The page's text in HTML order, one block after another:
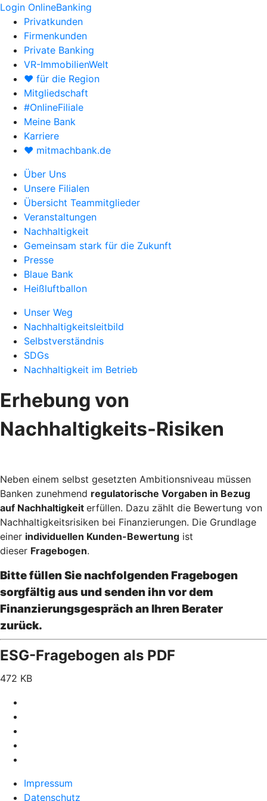
Login OnlineBanking
Privatkunden
Firmenkunden
Private Banking
VR-ImmobilienWelt
♥ für die Region
Mitgliedschaft
#OnlineFiliale
Meine Bank
Karriere
♥ mitmachbank.de
Über Uns
Unsere Filialen
Übersicht Teammitglieder
Veranstaltungen
Nachhaltigkeit
Gemeinsam stark für die Zukunft
Presse
Blaue Bank
Heißluftballon
Unser Weg
Nachhaltigkeitsleitbild
Selbstverständnis
SDGs
Nachhaltigkeit im Betrieb
Erhebung von
Nachhaltigkeits-Risiken
Neben einem selbst gesetzten Ambitionsniveau müssen
Banken zunehmend regulatorische Vorgaben in Bezug
auf Nachhaltigkeit erfüllen. Dazu zählt die Bewertung von
Nachhaltigkeitsrisiken bei Finanzierungen. Die Grundlage
einer individuellen Kunden-Bewertung ist
dieser Fragebogen.
Bitte füllen Sie nachfolgenden Fragebogen
sorgfältig aus und senden ihn vor dem
Finanzierungsgespräch an Ihren Berater
zurück.
ESG-Fragebogen als PDF
472 KB
Impressum
Datenschutz